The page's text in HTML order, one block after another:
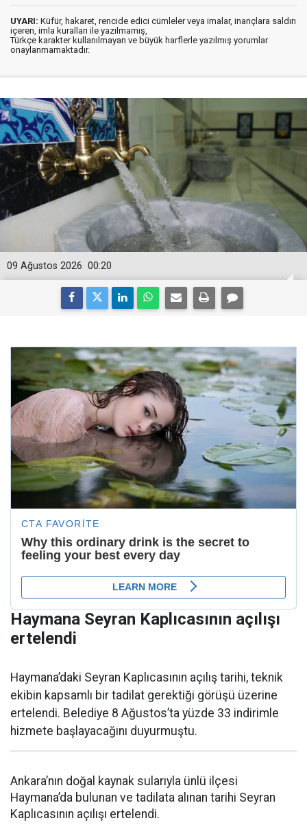
UYARI: Küfür, hakaret, rencide edici cümleler veya imalar, inançlara saldırı
içeren, imla kuralları ile yazılmamış,
Türkçe karakter kullanılmayan ve büyük harflerle yazılmış yorumlar
onaylanmamaktadır.
00:20
09 Ağustos 2026
Haymana Seyran Kaplıcasının açılışı
ertelendi
Haymana’daki Seyran Kaplıcasının açılış tarihi, teknik
ekibin kapsamlı bir tadilat gerektiği görüşü üzerine
ertelendi. Belediye 8 Ağustos’ta yüzde 33 indirimle
hizmete başlayacağını duyurmuştu.
Ankara’nın doğal kaynak sularıyla ünlü ilçesi
Haymana’da bulunan ve tadilata alınan tarihi Seyran
Kaplıcasının açılışı ertelendi.